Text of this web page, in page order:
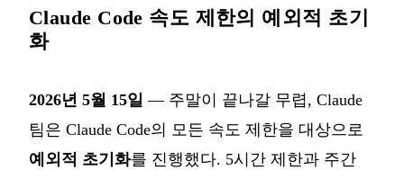
Claude Code 속도 제한의 예외적 초기
화
2026년 5월 15일 — 주말이 끝나갈 무렵, Claude
팀은 Claude Code의 모든 속도 제한을 대상으로
예외적 초기화를 진행했다. 5시간 제한과 주간